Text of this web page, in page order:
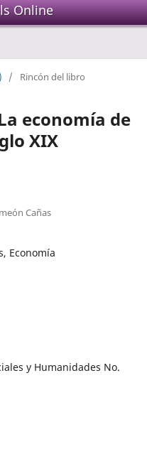
Online
/ Rincón del libro
economía de
XIX
Cañas
Economía
y Humanidades No.